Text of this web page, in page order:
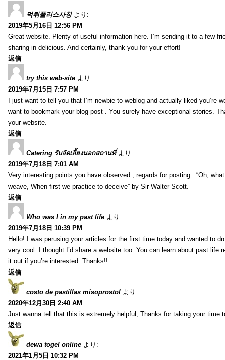
먹튀폴리스사칭 より:
2019年5月16日 12:56 PM
Great website. Plenty of useful information here. I’m sending it to a few
sharing in delicious. And certainly, thank you for your effort!
返信
try this web-site より:
2019年7月15日 7:57 PM
I just want to tell you that I’m newbie to weblog and actually liked you’re
want to bookmark your blog post . You surely have exceptional stories.
your website.
返信
Catering รับจัดเลี้ยงนอกสถานที่ より:
2019年7月18日 7:01 AM
Very interesting points you have observed , regards for posting . “Oh,
weave, When first we practice to deceive” by Sir Walter Scott.
返信
Who was I in my past life より:
2019年7月18日 10:39 PM
Hello! I was perusing your articles for the first time today and wanted to
very cool. I thought I’d share a website too. You can learn about past life
it out if you’re interested. Thanks!!
返信
costo de pastillas misoprostol より:
2020年12月30日 2:40 AM
Just wanna tell that this is extremely helpful, Thanks for taking your time
返信
dewa togel online より:
2021年1月5日 10:32 PM